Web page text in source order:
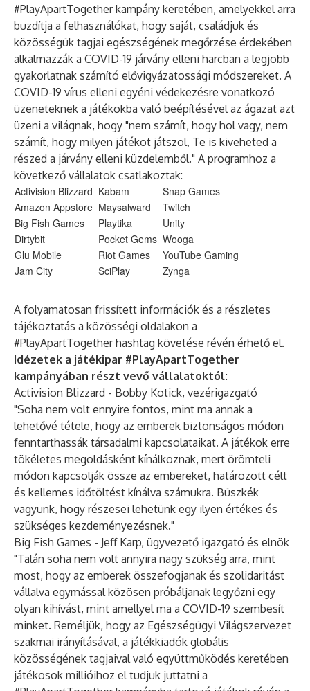
#PlayApartTogether kampány keretében, amelyekkel arra
buzdítja a felhasználókat, hogy saját, családjuk és
közösségük tagjai egészségének megőrzése érdekében
alkalmazzák a COVID-19 járvány elleni harcban a legjobb
gyakorlatnak számító elővigyázatossági módszereket. A
COVID-19 vírus elleni egyéni védekezésre vonatkozó
üzeneteknek a játékokba való beépítésével az ágazat azt
üzeni a világnak, hogy "nem számít, hogy hol vagy, nem
számít, hogy milyen játékot játszol, Te is kiveheted a
részed a járvány elleni küzdelemből." A programhoz a
következő vállalatok csatlakoztak:
Activision Blizzard Kabam
Snap Games
Amazon Appstore Maysalward
Twitch
Big Fish Games
Playtika
Unity
Dirtybit
Pocket Gems Wooga
Glu Mobile
Riot Games
YouTube Gaming
Jam City
SciPlay Zynga
A folyamatosan frissített információk és a részletes
tájékoztatás a közösségi oldalakon a
#PlayApartTogether hashtag követése révén érhető el.
Idézetek a játékipar #PlayApartTogether
kampányában részt vevő vállalatoktól:
Activision Blizzard - Bobby Kotick, vezérigazgató
"Soha nem volt ennyire fontos, mint ma annak a
lehetővé tétele, hogy az emberek biztonságos módon
fenntarthassák társadalmi kapcsolataikat. A játékok erre
tökéletes megoldásként kínálkoznak, mert örömteli
módon kapcsolják össze az embereket, határozott célt
és kellemes időtöltést kínálva számukra. Büszkék
vagyunk, hogy részesei lehetünk egy ilyen értékes és
szükséges kezdeményezésnek."
Big Fish Games - Jeff Karp, ügyvezető igazgató és elnök
"Talán soha nem volt annyira nagy szükség arra, mint
most, hogy az emberek összefogjanak és szolidaritást
vállalva egymással közösen próbáljanak legyőzni egy
olyan kihívást, mint amellyel ma a COVID-19 szembesít
minket. Reméljük, hogy az Egészségügyi Világszervezet
szakmai irányításával, a játékkiadók globális
közösségének tagjaival való együttműködés keretében
játékosok millióihoz el tudjuk juttatni a